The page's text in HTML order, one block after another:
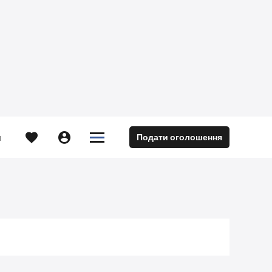
  

 Подати оголошення